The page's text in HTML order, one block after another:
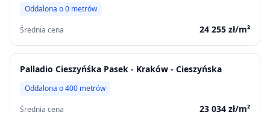
Oddalona o0 metrów
Średnia cena 24 255 zł/m²
Palladio Cieszyńśka Pasek - Kraków - Cieszyńska
Oddalona o400 metrów
Średnia cena 23 034 zł/m²